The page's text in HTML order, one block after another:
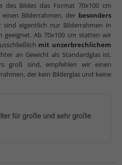
des Bildes das Format 70x100 cm
Bilderrahmen, der besonders
sind eigentlich nur Bilderrahmen in
geeignet. Ab 70x100 cm statten wir
mit unzerbrechlichem
an Gewicht als Standardglas ist.
groß sind, empfehlen wir einen
der kein Bilderglas und keine
für große und sehr große